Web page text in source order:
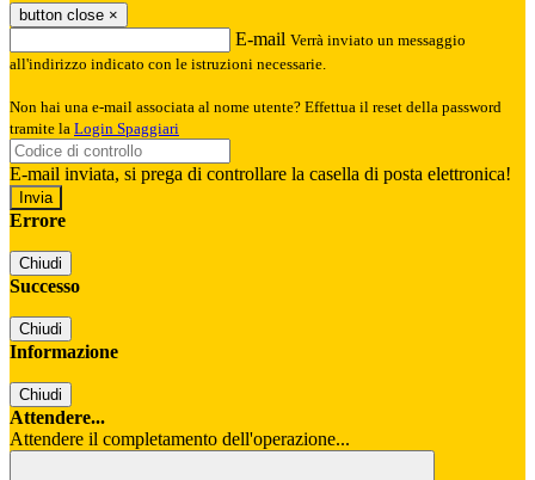
button close ×
E-mail Verrà inviato un messaggio
all'indirizzo indicato con le istruzioni necessarie.
Non hai una e-mail associata al nome utente? Effettua il reset della password
tramite la Login Spaggiari
E-mail inviata, si prega di controllare la casella di posta elettronica!
Errore
Chiudi
Successo
Chiudi
Informazione
Chiudi
Attendere...
Attendere il completamento dell'operazione...